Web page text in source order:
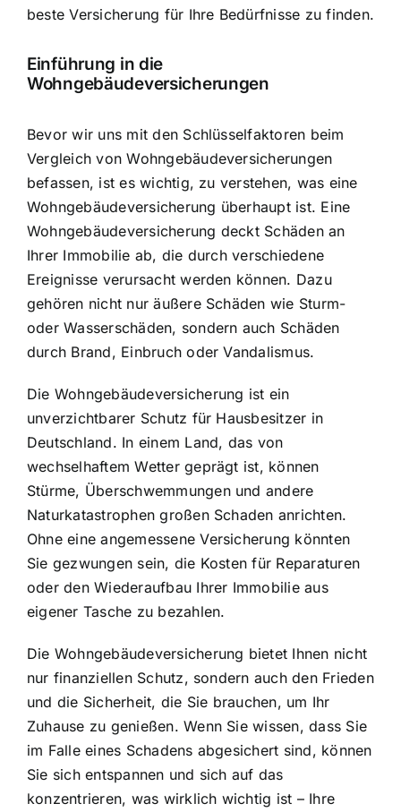
beste Versicherung für Ihre Bedürfnisse zu finden.
Einführung in die
Wohngebäudeversicherungen
Bevor wir uns mit den Schlüsselfaktoren beim
Vergleich von Wohngebäudeversicherungen
befassen, ist es wichtig, zu verstehen, was eine
Wohngebäudeversicherung überhaupt ist. Eine
Wohngebäudeversicherung deckt Schäden an
Ihrer Immobilie ab, die durch verschiedene
Ereignisse verursacht werden können. Dazu
gehören nicht nur äußere Schäden wie Sturm-
oder Wasserschäden, sondern auch Schäden
durch Brand, Einbruch oder Vandalismus.
Die Wohngebäudeversicherung ist ein
unverzichtbarer Schutz für Hausbesitzer in
Deutschland. In einem Land, das von
wechselhaftem Wetter geprägt ist, können
Stürme, Überschwemmungen und andere
Naturkatastrophen großen Schaden anrichten.
Ohne eine angemessene Versicherung könnten
Sie gezwungen sein, die Kosten für Reparaturen
oder den Wiederaufbau Ihrer Immobilie aus
eigener Tasche zu bezahlen.
Die Wohngebäudeversicherung bietet Ihnen nicht
nur finanziellen Schutz, sondern auch den Frieden
und die Sicherheit, die Sie brauchen, um Ihr
Zuhause zu genießen. Wenn Sie wissen, dass Sie
im Falle eines Schadens abgesichert sind, können
Sie sich entspannen und sich auf das
konzentrieren, was wirklich wichtig ist – Ihre